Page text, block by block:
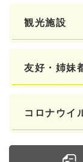
観光施設
友好・姉妹
コロナウイ